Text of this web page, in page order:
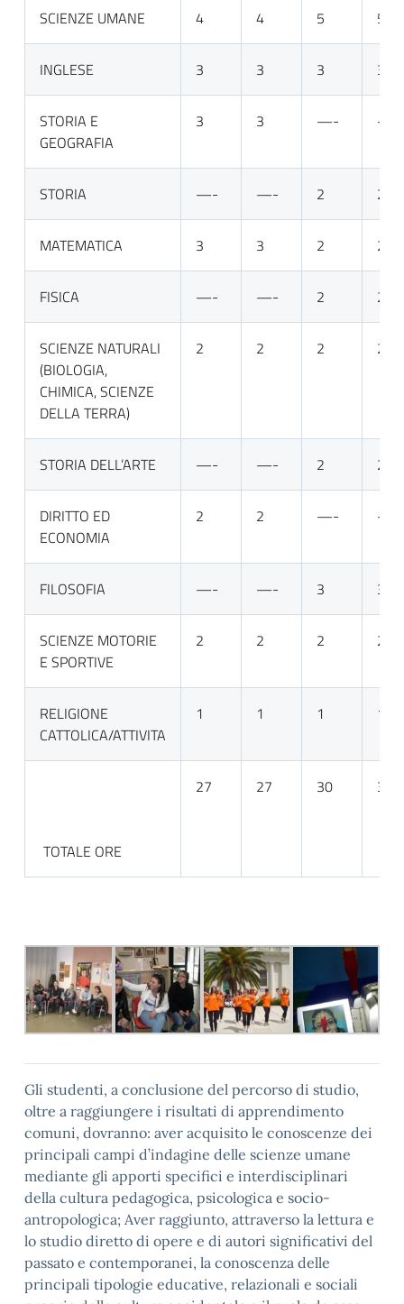
SCIENZE UMANE 4 4 5 5
INGLESE 3 3 3 3
STORIA E
GEOGRAFIA
3 3 —- —-
STORIA —- —- 2 2
MATEMATICA 3 3 2 2
FISICA —- —- 2 2
SCIENZE NATURALI
(BIOLOGIA,
CHIMICA, SCIENZE
DELLA TERRA)
2 2 2 2
STORIA DELL’ARTE —- —- 2 2
DIRITTO ED
ECONOMIA
2 2 —- —-
FILOSOFIA —- —- 3 3
SCIENZE MOTORIE
E SPORTIVE
2 2 2 2
RELIGIONE
CATTOLICA/ATTIVITA
1 1 1 1
TOTALE ORE
27 27 30 30
Gli studenti, a conclusione del percorso di studio,
oltre a raggiungere i risultati di apprendimento
comuni, dovranno: aver acquisito le conoscenze dei
principali campi d’indagine delle scienze umane
mediante gli apporti specifici e interdisciplinari
della cultura pedagogica, psicologica e socio-
antropologica; Aver raggiunto, attraverso la lettura e
lo studio diretto di opere e di autori significativi del
passato e contemporanei, la conoscenza delle
principali tipologie educative, relazionali e sociali